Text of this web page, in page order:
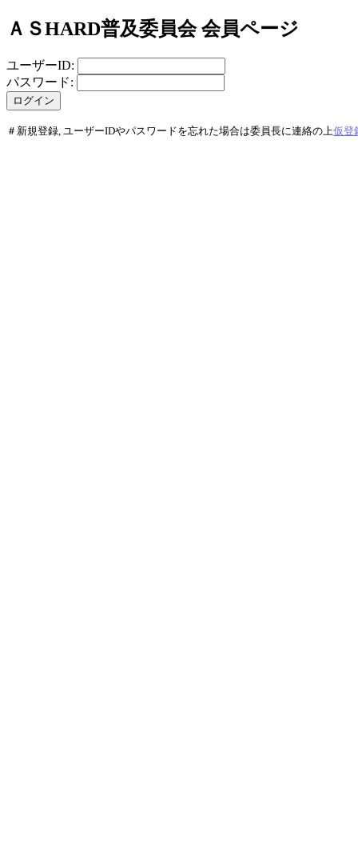
ＡＳHARD普及委員会 会員ページ
ユーザーID:
パスワード:
＃新規登録, ユーザーIDやパスワードを忘れた場合は委員長に連絡の上仮登